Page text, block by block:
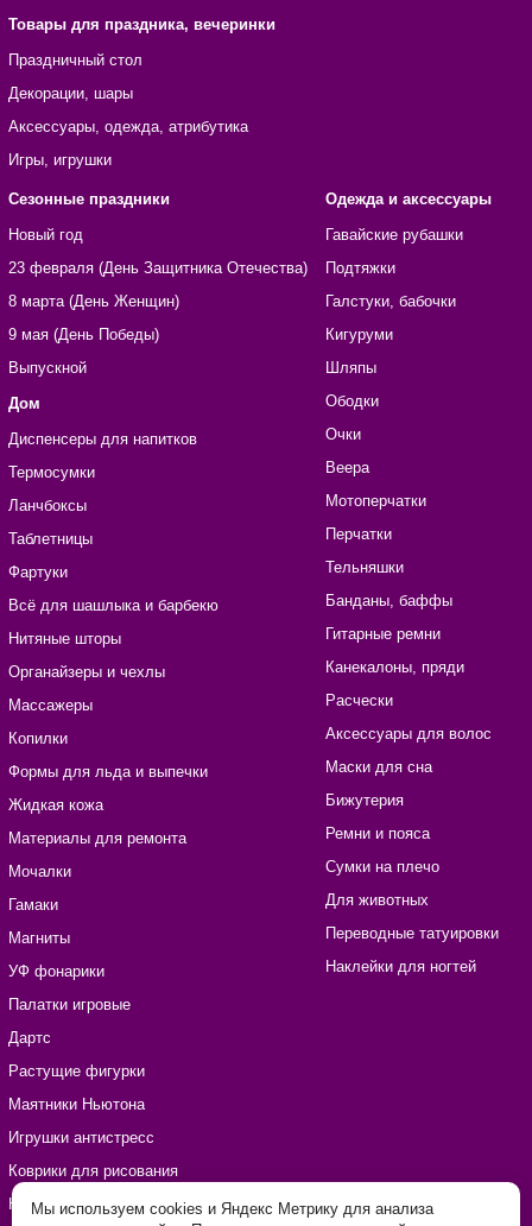
Товары для праздника, вечеринки
Праздничный стол
Декорации, шары
Аксессуары, одежда, атрибутика
Игры, игрушки
Сезонные праздники
Новый год
23 февраля (День Защитника Отечества)
8 марта (День Женщин)
9 мая (День Победы)
Выпускной
Дом
Диспенсеры для напитков
Термосумки
Ланчбоксы
Таблетницы
Фартуки
Всё для шашлыка и барбекю
Нитяные шторы
Органайзеры и чехлы
Массажеры
Копилки
Формы для льда и выпечки
Жидкая кожа
Материалы для ремонта
Мочалки
Гамаки
Магниты
УФ фонарики
Палатки игровые
Дартс
Растущие фигурки
Маятники Ньютона
Игрушки антистресс
Коврики для рисования
Наборы для рукоделия
Одежда и аксессуары
Гавайские рубашки
Подтяжки
Галстуки, бабочки
Кигуруми
Шляпы
Ободки
Очки
Веера
Мотоперчатки
Перчатки
Тельняшки
Банданы, баффы
Гитарные ремни
Канекалоны, пряди
Расчески
Аксессуары для волос
Маски для сна
Бижутерия
Ремни и пояса
Сумки на плечо
Для животных
Переводные татуировки
Наклейки для ногтей
Мы используем cookies и Яндекс Метрику для анализа